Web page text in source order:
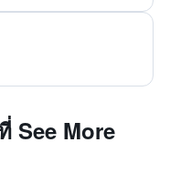
See More